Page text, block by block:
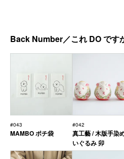
Back Number／これ DO です
#043
MAMBO ポチ袋
#042
真工藝 / 木版手染
いぐるみ 卯